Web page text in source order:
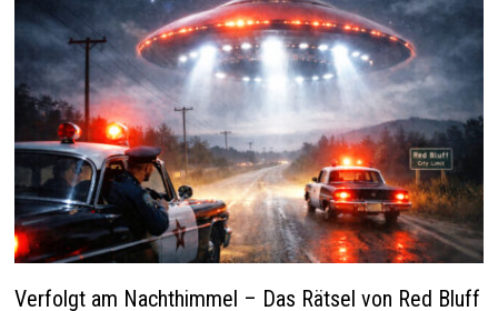
Verfolgt am Nachthimmel – Das Rätsel von Red Bluff